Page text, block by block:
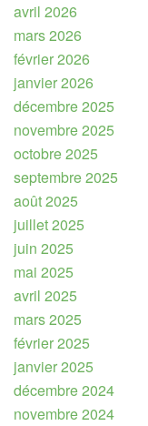
avril 2026
mars 2026
février 2026
janvier 2026
décembre 2025
novembre 2025
octobre 2025
septembre 2025
août 2025
juillet 2025
juin 2025
mai 2025
avril 2025
mars 2025
février 2025
janvier 2025
décembre 2024
novembre 2024